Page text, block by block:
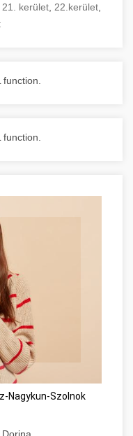
21. kerület 22.kerület
Nagykun-Szolnok